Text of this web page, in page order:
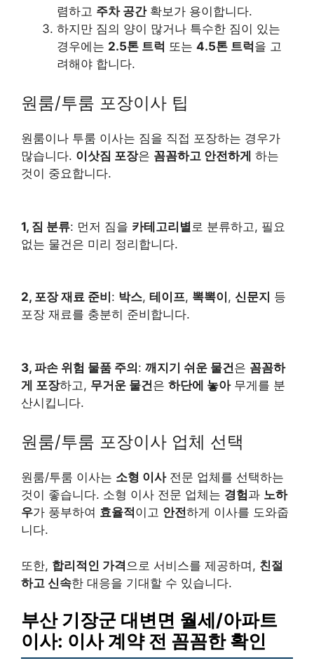
렴하고 주차 공간확보가 용이합니다.
하지만 짐의 양이 많거나 특수한 짐이 있는
경우에는 2.5톤 트럭 또는 4.5톤 트럭을 고
려해야 합니다.
원룸/투룸 포장이사 팁
원룸이나 투룸 이사는 짐을 직접 포장하는 경우가
많습니다. 이삿짐 포장은 꼼꼼하고 안전하게 하는
것이 중요합니다.
1, 짐 분류: 먼저 짐을 카테고리별 로 분류하고, 필요
없는 물건은 미리 정리합니다.
2, 포장 재료 준비 : 박스, 테이프, 뽁뽁이 , 신문지 등
포장 재료를 충분히 준비합니다.
3, 파손 위험 물품 주의: 깨지기 쉬운 물건은 꼼꼼하
게 포장하고, 무거운 물건은 하단에 놓아무게를 분
산시킵니다.
원룸/투룸 포장이사 업체 선택
원룸/투룸 이사는 소형 이사전문 업체를 선택하는
것이 좋습니다. 소형 이사 전문 업체는 경험과 노하
우가 풍부하여 효율적 이고 안전하게 이사를 도와줍
니다.
또한, 합리적인 가격 으로 서비스를 제공하며, 친절
하고 신속한 대응을 기대할 수 있습니다.
부산 기장군 대변면 월세/아파트
이사: 이사 계약 전 꼼꼼한 확인